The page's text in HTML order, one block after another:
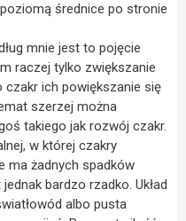
średnice po stronie
mnie jest to pojęcie
raczej tylko zwiększanie
czakr ich powiększanie się
szerzej można
takiego jak rozwój czakr.
w której czakry
ma żadnych spadków
bardzo rzadko. Układ
albo pusta